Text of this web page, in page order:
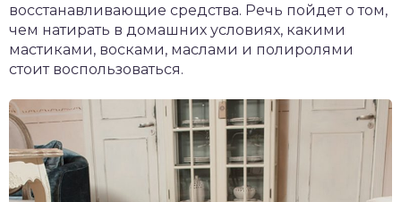
восстанавливающие средства. Речь пойдет о том,
чем натирать в домашних условиях, какими
мастиками, восками, маслами и полиролями
стоит воспользоваться.